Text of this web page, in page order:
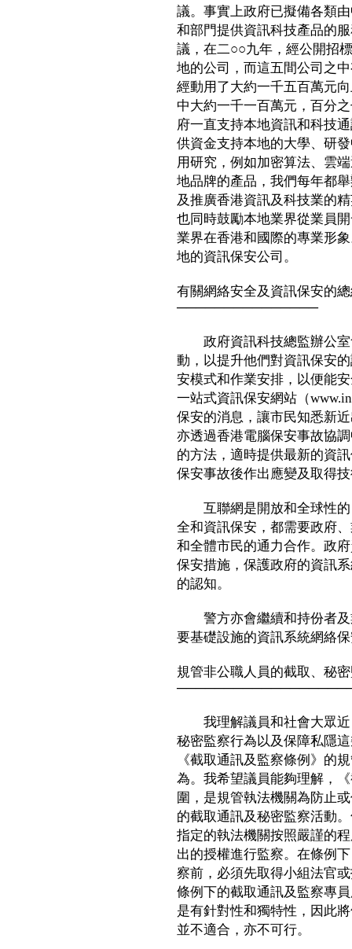
議。事實上政府已擬備各類
和部門提供資訊科技產品的
議，在二○○九年，經公開招
地的公司，而這五間公司之
經動用了大約一千五百萬元
中大約一千一百萬元，百分
府一直支持本地資訊和科技
供資金支持本地的大學、研
用研究，例如加密算法、雲
地品牌的產品，我們每年都
及推廣香港資訊及科技業的
也同時鼓勵本地業界從業員
業界在香港和國際的專業形
地的資訊保安公司。
有關網絡安全及資訊保安的
───────────────
政府資訊科技總監辦公室
動，以提升他們對資訊保安
安模式和作業安排，以便能
一站式資訊保安網站（
保安的消息，讓市民知悉新
亦透過香港電腦保安事故協
的方法，適時提供最新的資
保安事故後作出應變及取得
互聯網是開放和全球性的
全和資訊保安，都需要政府
和全體市民的通力合作。政
保安措施，保護政府的資訊
的認知。
警方亦會繼續和持份者及
要基礎設施的資訊系統網絡
規管非公職人員的截取、秘
我理解議員和社會大眾近
秘密監察行為以及保障私隱
《截取通訊及監察條例》的
為。我希望議員能夠理解，
圍，是規管執法機關為防止
的截取通訊及秘密監察活動
指定的執法機關按照嚴謹的
出的授權進行監察。在條例
察前，必須先取得小組法官
條例下的截取通訊及監察專
是有針對性和獨特性，因此
並不適合，亦不可行。